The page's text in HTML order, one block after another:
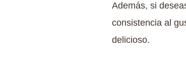
Además, si
consistencia al
delicioso.